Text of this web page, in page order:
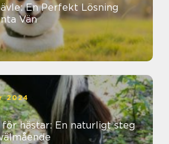
En Perfekt Lösning
Vän
2024
hästar: En naturligt steg